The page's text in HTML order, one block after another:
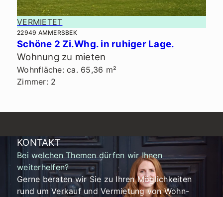
VERMIETET
22949 AMMERSBEK
Schöne 2 Zi.Whg. in ruhiger Lage.
Wohnung zu mieten
Wohnfläche: ca. 65,36 m²
Zimmer: 2
KONTAKT
Bei welchen Themen dürfen wir Ihnen
weiterhelfen?
Gerne beraten wir Sie zu Ihren Möglichkeiten
rund um Verkauf und Vermietung von Wohn-